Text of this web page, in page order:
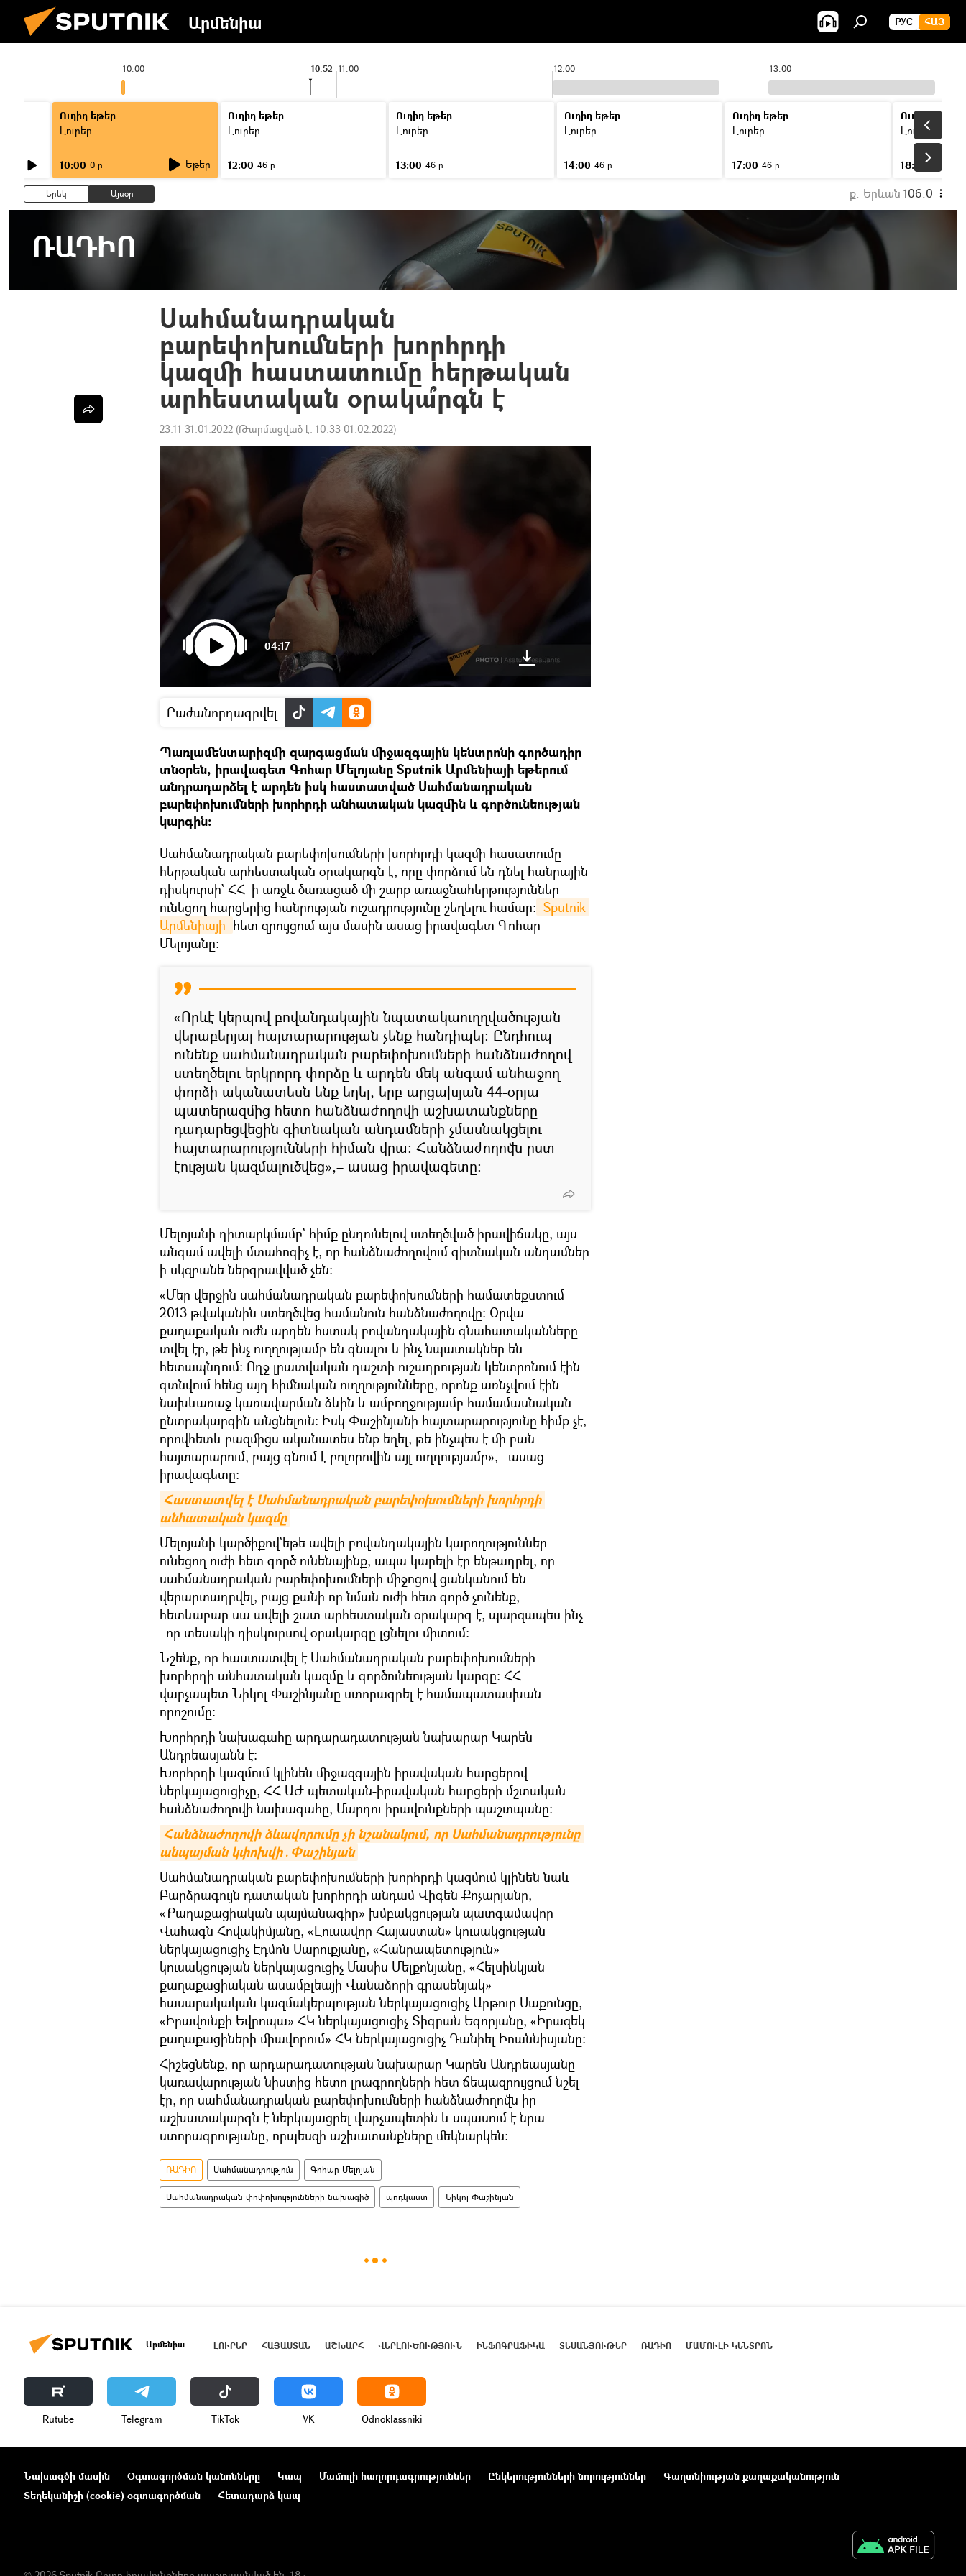
Արմենիա РУС ՀԱՅ
10:00 11:00 12:00 13:00
10:52
Ուղիղ եթեր
Լուրեր
10:00 0 ր Եթեր
Ուղիղ եթեր
Լուրեր
12:00 46 ր
Ուղիղ եթեր
Լուրեր
13:00 46 ր
Ուղիղ եթեր
Լուրեր
14:00 46 ր
Ուղիղ եթեր
Լուրեր
17:00 46 ր
Ուղիղ եթեր
Լուրեր
18:00
Երեկ Այսօր ք. Երևան 106.0
ՌԱԴԻՈ
Սահմանադրական
բարեփոխումների խորհրդի
կազմի հաստատումը հերթական
արհեստական օրակա՞րգն է
23:11 31.01.2022 (Թարմացված է: 10:33 01.02.2022)
04:17
Բաժանորդագրվել
Պառլամենտարիզմի զարգացման միջազգային կենտրոնի գործադիր
տնօրեն, իրավագետ Գոհար Մելոյանը Sputnik Արմենիայի եթերում
անդրադարձել է արդեն իսկ հաստատված Սահմանադրական
բարեփոխումների խորհրդի անհատական կազմին և գործունեության
կարգին։
Սահմանադրական բարեփոխումների խորհրդի կազմի հասատումը
հերթական արհեստական օրակարգն է, որը փորձում են դնել հանրային
դիսկուրսի` ՀՀ–ի առջև ծառացած մի շարք առաջնահերթություններ
ունեցող հարցերից հանրության ուշադրությունը շեղելու համար։ Sputnik
Արմենիայի հետ զրույցում այս մասին ասաց իրավագետ Գոհար
Մելոյանը։
«Որևէ կերպով բովանդակային նպատակաուղղվածության
վերաբերյալ հայտարարության չենք հանդիպել։ Ընդհուպ
ունենք սահմանադրական բարեփոխումների հանձնաժողով
ստեղծելու երկրորդ փորձը և արդեն մեկ անգամ անհաջող
փորձի ականատեսն ենք եղել, երբ արցախյան 44-օրյա
պատերազմից հետո հանձնաժողովի աշխատանքները
դադարեցվեցին գիտնական անդամների չմասնակցելու
հայտարարությունների հիման վրա։ Հանձնաժողովն ըստ
էության կազմալուծվեց»,– ասաց իրավագետը։
Մելոյանի դիտարկմամբ` հիմք ընդունելով ստեղծված իրավիճակը, այս
անգամ ավելի մտահոգիչ է, որ հանձնաժողովում գիտնական անդամներ
ի սկզբանե ներգրավված չեն։
«Մեր վերջին սահմանադրական բարեփոխումների համատեքստում
2013 թվականին ստեղծվեց համանուն հանձնաժողովը։ Օրվա
քաղաքական ուժն արդեն հստակ բովանդակային գնահատականները
տվել էր, թե ինչ ուղղությամբ են գնալու և ինչ նպատակներ են
հետապնդում։ Ողջ լրատվական դաշտի ուշադրության կենտրոնում էին
գտնվում հենց այդ հիմնական ուղղությունները, որոնք առնչվում էին
նախևառաջ կառավարման ձևին և ամբողջությամբ համամասնական
ընտրակարգին անցնելուն։ Իսկ Փաշինյանի հայտարարությունը հիմք չէ,
որովհետև բազմիցս ականատես ենք եղել, թե ինչպես է մի բան
հայտարարում, բայց գնում է բոլորովին այլ ուղղությամբ»,– ասաց
իրավագետը։
Հաստատվել է Սահմանադրական բարեփոխումների խորհրդի
անհատական կազմը
Մելոյանի կարծիքով`եթե ավելի բովանդակային կարողություններ
ունեցող ուժի հետ գործ ունենայինք, ապա կարելի էր ենթադրել, որ
սահմանադրական բարեփոխումների միջոցով ցանկանում են
վերարտադրվել, բայց քանի որ նման ուժի հետ գործ չունենք,
հետևաբար սա ավելի շատ արհեստական օրակարգ է, պարզապես ինչ
–որ տեսակի դիսկուրսով օրակարգը լցնելու միտում։
Նշենք, որ հաստատվել է Սահմանադրական բարեփոխումների
խորհրդի անհատական կազմը և գործունեության կարգը։ ՀՀ
վարչապետ Նիկոլ Փաշինյանը ստորագրել է համապատասխան
որոշումը։
Խորհրդի նախագահը արդարադատության նախարար Կարեն
Անդրեասյանն է։
Խորհրդի կազմում կլինեն միջազգային իրավական հարցերով
ներկայացուցիչը, ՀՀ ԱԺ պետական-իրավական հարցերի մշտական
հանձնաժողովի նախագահը, Մարդու իրավունքների պաշտպանը։
Հանձնաժողովի ձևավորումը չի նշանակում, որ Սահմանադրությունը
անպայման կփոխվի․Փաշինյան
Սահմանադրական բարեփոխումների խորհրդի կազմում կլինեն նաև
Բարձրագույն դատական խորհրդի անդամ Վիգեն Քոչարյանը,
«Քաղաքացիական պայմանագիր» խմբակցության պատգամավոր
Վահագն Հովակիմյանը, «Լուսավոր Հայաստան» կուսակցության
ներկայացուցիչ Էդմոն Մարուքյանը, «Հանրապետություն»
կուսակցության ներկայացուցիչ Մասիս Մելքոնյանը, «Հելսինկյան
քաղաքացիական ասամբլեայի Վանաձորի գրասենյակ»
հասարակական կազմակերպության ներկայացուցիչ Արթուր Սաքունցը,
«Իրավունքի Եվրոպա» ՀԿ ներկայացուցիչ Տիգրան Եգորյանը, «Իրազեկ
քաղաքացիների միավորում» ՀԿ ներկայացուցիչ Դանիել Իոաննիսյանը։
Հիշեցնենք, որ արդարադատության նախարար Կարեն Անդրեասյանը
կառավարության նիստից հետո լրագրողների հետ ճեպազրույցում նշել
էր, որ սահմանադրական բարեփոխումների հանձնաժողովն իր
աշխատակարգն է ներկայացրել վարչապետին և սպասում է նրա
ստորագրությանը, որպեսզի աշխատանքները մեկնարկեն։
ՌԱԴԻՈ Սահմանադրություն Գոհար Մելոյան
Սահմանադրական փոփոխությունների նախագիծ պոդկաստ Նիկոլ Փաշինյան
Արմենիա ԼՈՒՐԵՐ ՀԱՅԱՍՏԱՆ ԱՇԽԱՐՀ ՎԵՐԼՈՒԾՈՒԹՅՈՒՆ ԻՆՖՈԳՐԱՖԻԿԱ ՏԵՍԱՆՅՈՒԹԵՐ ՌԱԴԻՈ ՄԱՄՈՒԼԻ ԿԵՆՏՐՈՆ
Rutube Telegram ТikТоk VK Odnoklassniki
Նախագծի մասին Օգտագործման կանոնները Կապ Մամուլի հաղորդագրություններ Ընկերությունների նորություններ
Գաղտնիության քաղաքականություն
Տեղեկանիշի (cookie) օգտագործման
Հետադարձ կապ